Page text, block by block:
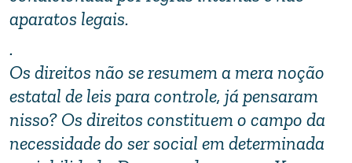
aparatos legais.
.
Os direitos não se resumem a mera noção
estatal de leis para controle, já pensaram
nisso? Os direitos constituem o campo da
necessidade do ser social em determinada